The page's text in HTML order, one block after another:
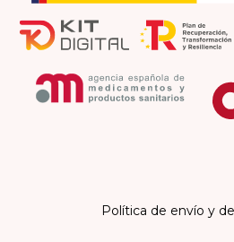
Política de envío y